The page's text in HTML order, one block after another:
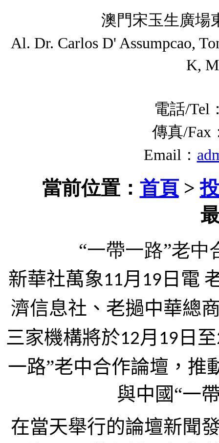
澳門宋玉生廣場
Al. Dr. Carlos D' Assumpcao,
K,
電話/Tel
傳真/Fax
Email：
當前位置： 首頁>
“一帶一路”老
新華社萬象11月 19 日電
濟信息社、老撾中華總
三家機構將於12月 19 日至
一路”老中合作論壇，推
與中國“一
在當天舉行的論壇新聞